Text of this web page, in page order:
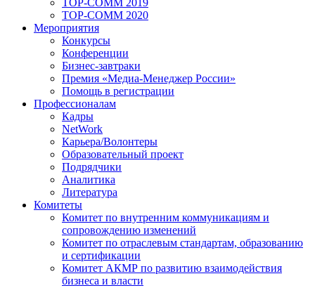
TOP-COMM 2019
TOP-COMM 2020
Мероприятия
Конкурсы
Конференции
Бизнес-завтраки
Премия «Медиа-Менеджер России»
Помощь в регистрации
Профессионалам
Кадры
NetWork
Карьера/Волонтеры
Образовательный проект
Подрядчики
Аналитика
Литература
Комитеты
Комитет по внутренним коммуникациям и
сопровождению изменений
Комитет по отраслевым стандартам, образованию
и сертификации
Комитет АКМР по развитию взаимодействия
бизнеса и власти